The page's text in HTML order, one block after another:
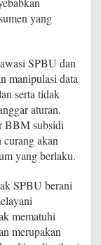
yang
SPBU dan
manipulasi data
serta tidak
aturan.
BBM subsidi
akan
yang berlaku.
SPBU berani
mematuhi
merupakan